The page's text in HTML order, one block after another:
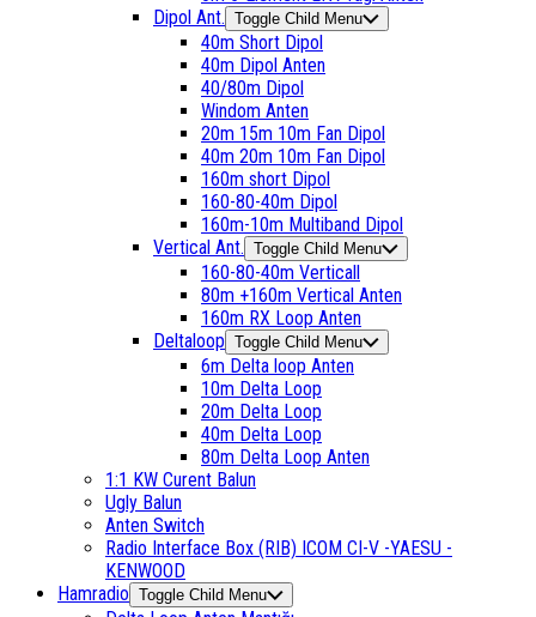
Dipol Ant. Toggle Child Menu
40m Short Dipol
40m Dipol Anten
40/80m Dipol
Windom Anten
20m 15m 10m Fan Dipol
40m 20m 10m Fan Dipol
160m short Dipol
160-80-40m Dipol
160m-10m Multiband Dipol
Vertical Ant. Toggle Child Menu
160-80-40m Verticall
80m +160m Vertical Anten
160m RX Loop Anten
Deltaloop Toggle Child Menu
6m Delta loop Anten
10m Delta Loop
20m Delta Loop
40m Delta Loop
80m Delta Loop Anten
1:1 KW Curent Balun
Ugly Balun
Anten Switch
Radio Interface Box (RIB) ICOM CI-V -YAESU -
KENWOOD
Hamradio Toggle Child Menu